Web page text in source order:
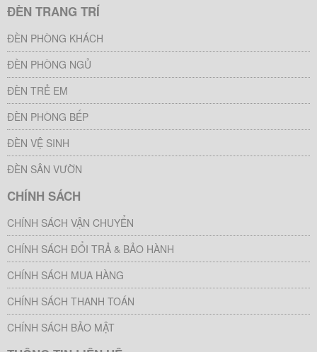
ĐÈN TRANG TRÍ
ĐÈN PHÒNG KHÁCH
ĐÈN PHÒNG NGỦ
ĐÈN TRẺ EM
ĐÈN PHÒNG BẾP
ĐÈN VỆ SINH
ĐÈN SÂN VƯỜN
CHÍNH SÁCH
CHÍNH SÁCH VẬN CHUYỂN
CHÍNH SÁCH ĐỔI TRẢ & BẢO HÀNH
CHÍNH SÁCH MUA HÀNG
CHÍNH SÁCH THANH TOÁN
CHÍNH SÁCH BẢO MẬT